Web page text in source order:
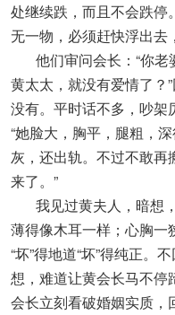
处继续跌，而且不会跌停
无一物，必须赶快浮出去
他们审问会长：“你老
黄太太，就没有爱情了？
没有。平时话不多，吵架
“她脸大，胸平，腿粗，
灰，还出轨。不过不敢
来了。”
我见过黄夫人，暗想
薄得像木耳一样；心胸一
“坏”得地道“坏”得纯正。
想，难道让黄会长马不停
会长立刻看破婚姻实质，